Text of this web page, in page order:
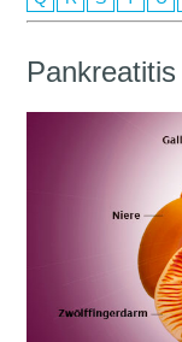
Pankreatitis